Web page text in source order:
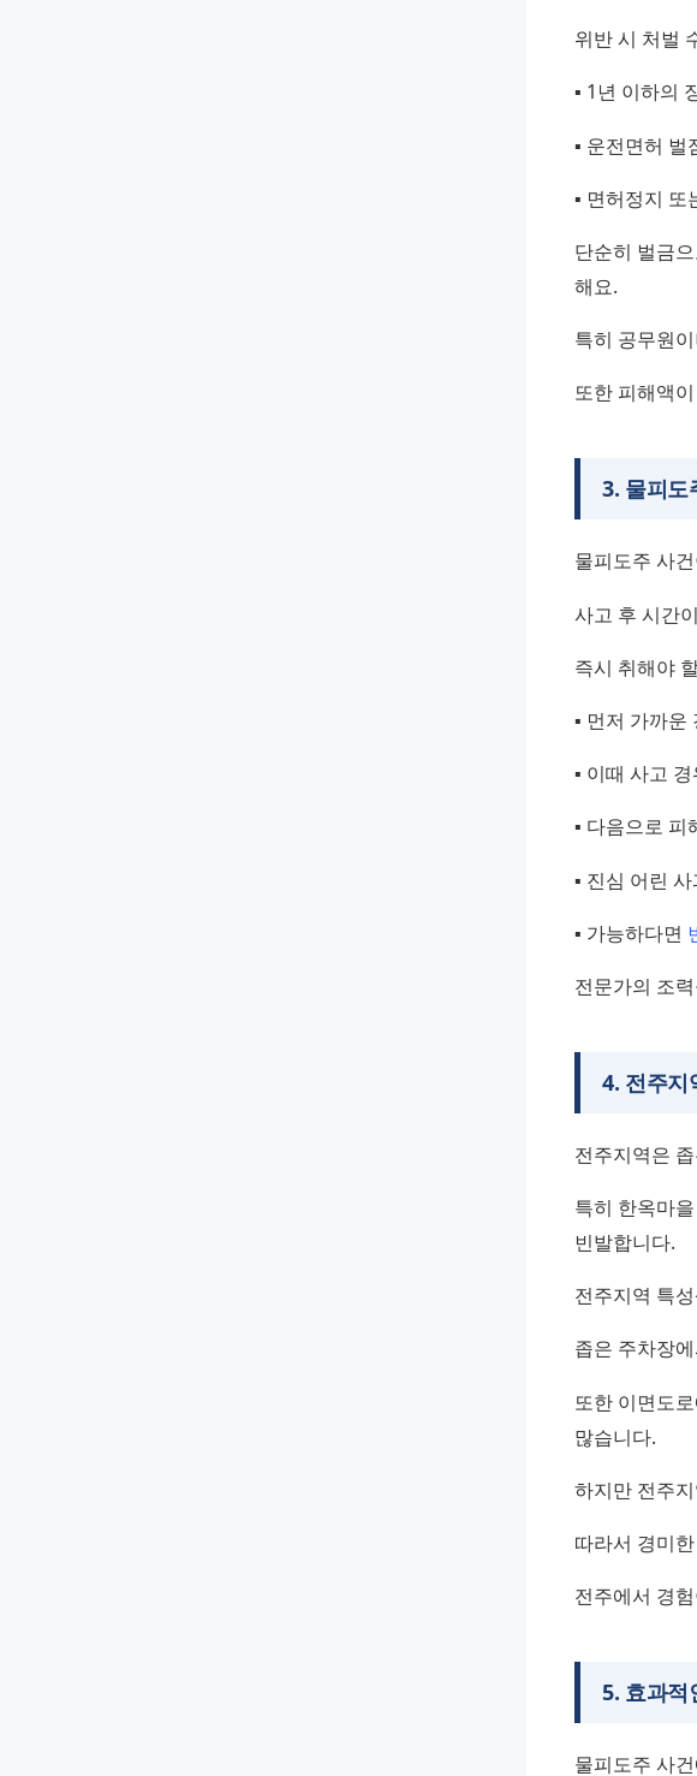
위반 시 처벌
▪️ 1년 이하의
▪️ 운전면허 벌
▪️ 면허정지 또
단순히 벌금
해요.
특히 공무원
또한 피해액
3. 물피도
물피도주 사
사고 후 시간
즉시 취해야
▪️ 먼저 가까운
▪️ 이때 사고
▪️ 다음으로
▪️ 진심 어린
▪️ 가능하다면
전문가의 조
4. 전주지
전주지역은
특히 한옥마
빈발합니다.
전주지역 특
좁은 주차장
또한 이면도
많습니다.
하지만 전주
따라서 경미
전주에서 경
5. 효과적
물피도주 사